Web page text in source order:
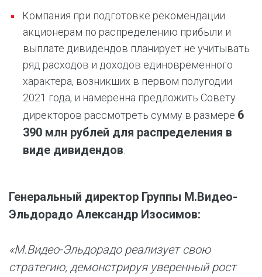
Компания при подготовке рекомендации
акционерам по распределению прибыли и
выплате дивидендов планирует не учитывать
ряд расходов и доходов единовременного
характера, возникших в первом полугодии
2021 года, и намеренна предложить Совету
директоров рассмотреть сумму в размере 6
390 млн рублей для распределения в
виде дивидендов
Генеральный директор Группы М.Видео-
Эльдорадо Александр Изосимов:
«М.Видео-Эльдорадо реализует свою
стратегию, демонстрируя уверенный рост